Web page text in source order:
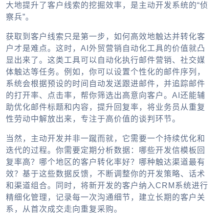
大地提升了客户线索的挖掘效率，是主动开发系统的“侦
察兵”。
获取到客户线索只是第一步，如何高效地触达并转化客
户才是难点。这时， AI外贸营销自动化工具的价值就凸
显出来了。这类工具可以自动化执行邮件营销、社交媒
体触达等任务。例如，你可以设置个性化的邮件序列，
系统会根据预设的时间自动发送跟进邮件，并追踪邮件
的打开率、点击率，帮你筛选出高意向客户。AI还能辅
助优化邮件标题和内容，提升回复率，将业务员从重复
性劳动中解放出来，专注于高价值的谈判环节。
当然，主动开发并非一蹴而就，它需要一个持续优化和
迭代的过程。你需要定期分析数据：哪些开发信模板回
复率高？哪个地区的客户转化率好？哪种触达渠道最有
效？基于这些数据反馈，不断调整你的开发策略、话术
和渠道组合。同时，将新开发的客户纳入CRM系统进行
精细化管理，记录每一次沟通细节，建立长期的客户关
系，从首次成交走向重复采购。